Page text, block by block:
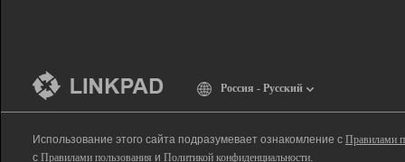
Россия - Русский
Использование этого сайта подразумевает ознакомление с Правилами
с Правилами пользования и Политикой конфиденциальности.